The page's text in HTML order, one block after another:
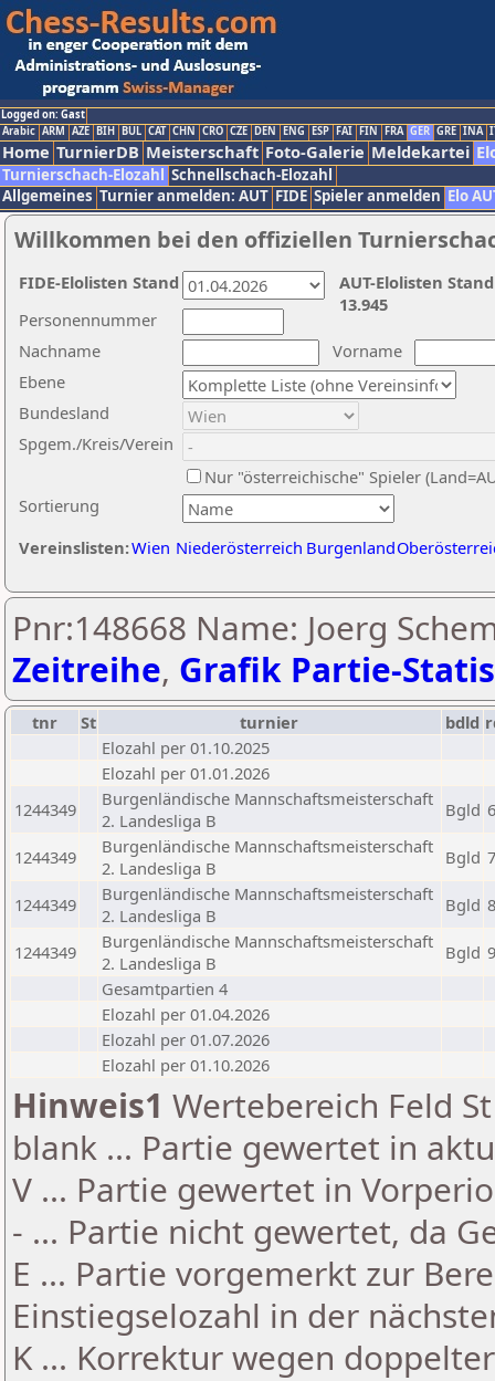
Logged on: Gast
Arabic ARM AZE BIH BUL CAT CHN CRO CZE DEN ENG ESP FAI FIN FRA GER GRE INA
Home TurnierDB Meisterschaft Foto-Galerie Meldekartei
Turnierschach-Elozahl Schnellschach-Elozahl
Allgemeines Turnier anmelden: AUT FIDE Spieler anmelden Elo
Willkommen bei den offiziellen
Nachname
Vorname
Ebene
Sortierung
Personennummer
Bundesland
Spgem./Kreis/Verein
Nur "österreichische" Spieler
Vereinslisten:Wien Niederösterreich Burgenland
AUT-Elolisten
13.945
FIDE-Elolisten Stand
Pnr:148668 Name: Joerg
Zeitreihe, Grafik Partie-
tnr St turnier bdld
Elozahl per 01.10.2025
Elozahl per 01.01.2026
1244349
Burgenländische Mannschaftsmeisterschaft
2. Landesliga B
Bgld 6
1244349
Burgenländische Mannschaftsmeisterschaft
2. Landesliga B
Bgld 7
1244349
Burgenländische Mannschaftsmeisterschaft
2. Landesliga B
Bgld 8
1244349
Burgenländische Mannschaftsmeisterschaft
2. Landesliga B
Bgld 9
Gesamtpartien 4
Elozahl per 01.04.2026
Elozahl per 01.07.2026
Elozahl per 01.10.2026
Hinweis1 Wertebereich Feld
blank ... Partie gewertet in
V ... Partie gewertet in
- ... Partie nicht gewertet, da
E ... Partie vorgemerkt zur
Einstiegselozahl in der
K ... Korrektur wegen